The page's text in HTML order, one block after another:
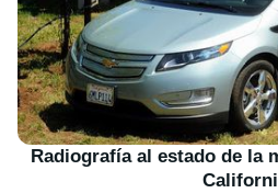
Radiografía al estado de la